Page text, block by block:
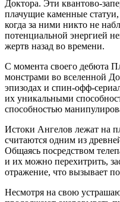
Доктора. Эти квантово-
плачущие каменные статуи,
когда за ними никто не
потенциальной энергией
жертв назад во времени.
С момента своего дебюта
монстрами во вселенной
эпизодах и спин-офф-
их уникальными
способностью
Истоки Ангелов лежат на
считаются одним из
Общаясь посредством
и их можно перехитрить,
отражение, что вызывает
Несмотря на свою